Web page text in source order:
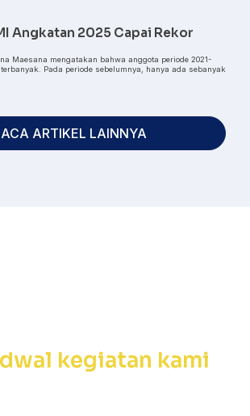
Angkatan 2025 Capai Rekor
Maesana mengatakan bahwa anggota periode 2021-
Pada periode sebelumnya, hanya ada sebanyak
ARTIKEL LAINNYA
kegiatan kami